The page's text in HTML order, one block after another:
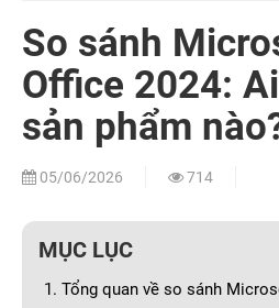
So sánh
Office 2024:
sản phẩm
05/06/2026 714
MỤC LỤC
1. Tổng quan về so sánh